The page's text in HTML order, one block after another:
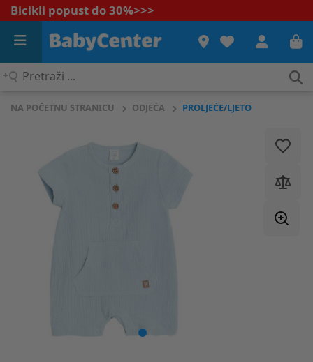
Bicikli popust do 30%>>>
Pretraži
NA POČETNU STRANICU ODJEĆA PROLJEĆE/LJETO